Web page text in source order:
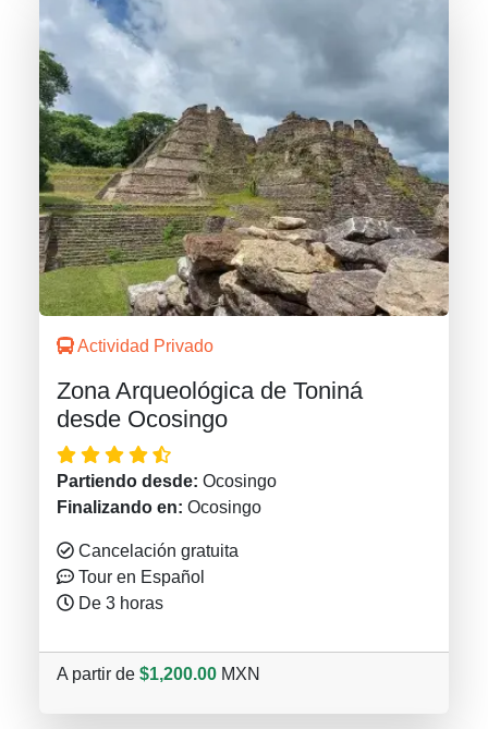
Actividad Privado
Zona Arqueológica de Toniná
desde Ocosingo
Partiendo desde: Ocosingo
Finalizando en: Ocosingo
Cancelación gratuita
Tour en Español
De 3 horas
A partir de $1,200.00 MXN